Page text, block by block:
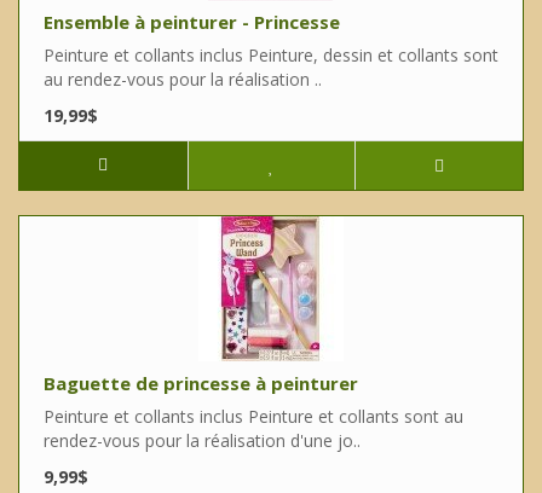
Ensemble à peinturer - Princesse
Peinture et collants inclus Peinture, dessin et collants sont
au rendez-vous pour la réalisation ..
19,99$
Baguette de princesse à peinturer
Peinture et collants inclus Peinture et collants sont au
rendez-vous pour la réalisation d'une jo..
9,99$